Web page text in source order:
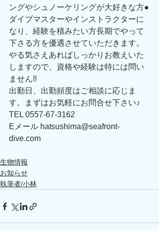
ングやシュノーケリングが大好きな方●
ダイブマスターやインストラクターに
なり、経験を積みたい方長期でやって
下さる方を優遇させていただきます。
やる気さえあればしっかりお教えいた
しますので、資格や経験は特には問い
ません!!
出勤日、出勤頻度はご相談に応じま
す。まずはお気軽にお問合せ下さい♪
TEL 0557-67-3162
Eメール hatsushima@seafront-
dive.com
生物情報
お知らせ
執筆者/小林